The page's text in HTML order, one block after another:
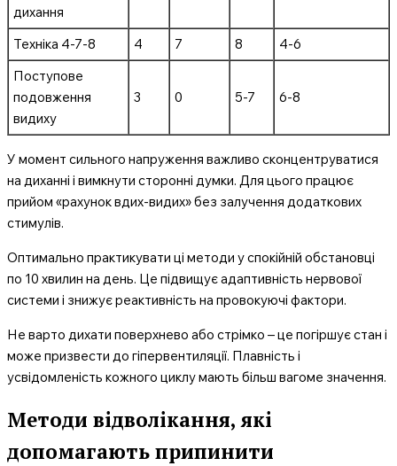
дихання
Техніка 4-7-8 4 7 8
4-6
Поступове
подовження
видиху
3 0 5-7 6-8
У момент сильного напруження важливо сконцентруватися
на диханні і вимкнути сторонні думки. Для цього працює
прийом «рахунок вдих-видих» без залучення додаткових
стимулів.
Оптимально практикувати ці методи у спокійній обстановці
по 10 хвилин на день. Це підвищує адаптивність нервової
системи і знижує реактивність на провокуючі фактори.
Не варто дихати поверхнево або стрімко – це погіршує стан і
може призвести до гіпервентиляції. Плавність і
усвідомленість кожного циклу мають більш вагоме значення.
Методи відволікання, які
допомагають припинити